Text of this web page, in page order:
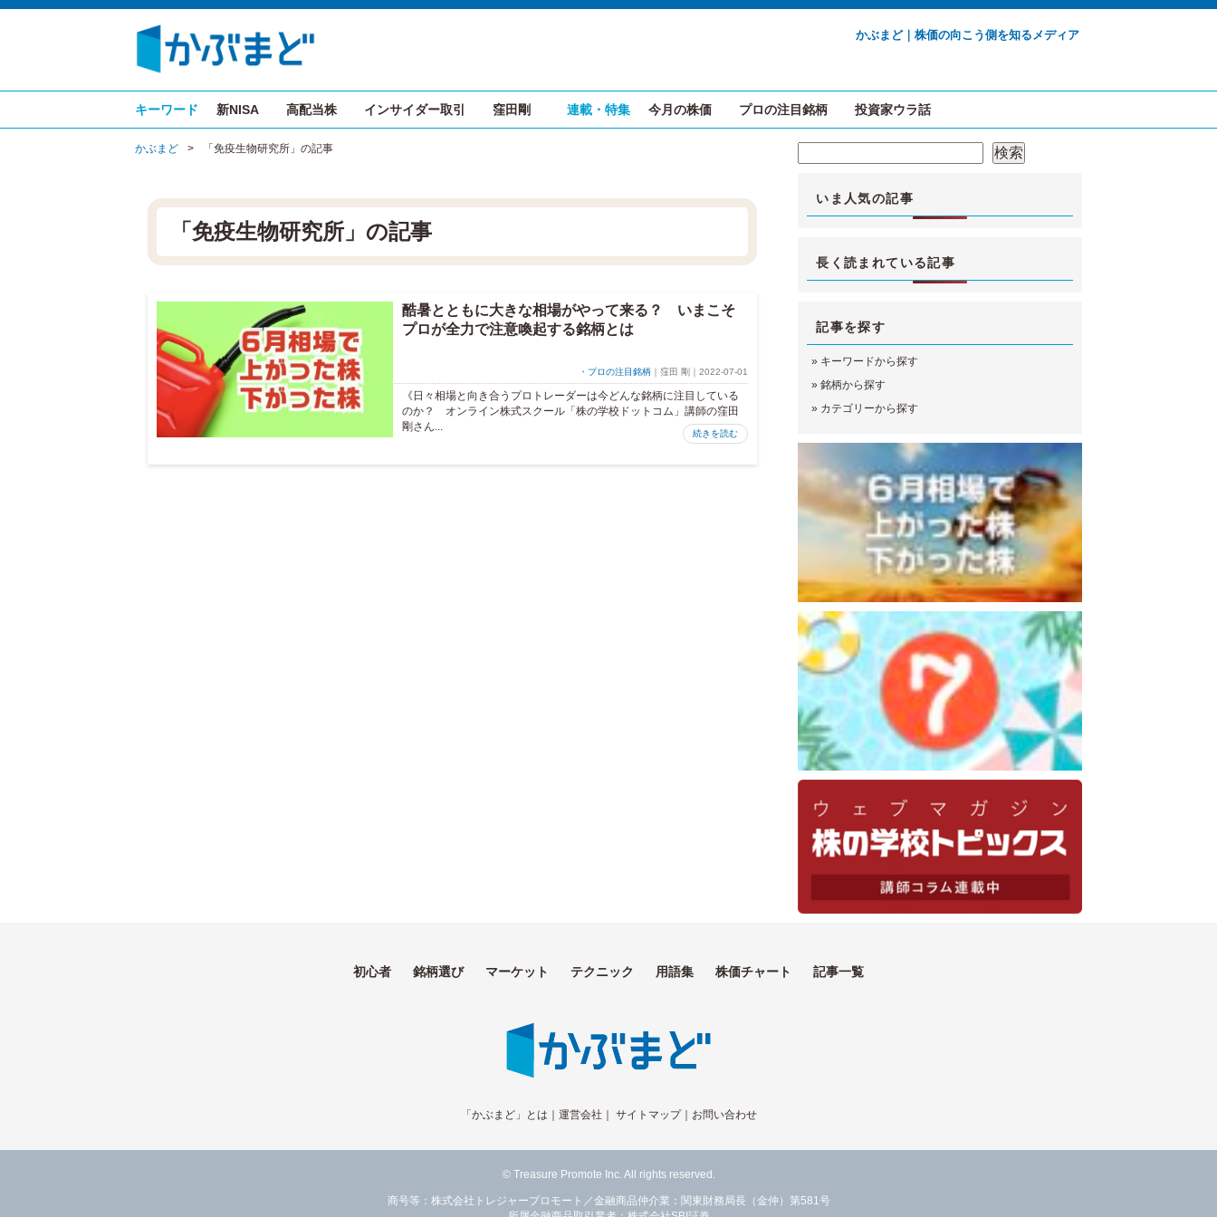
かぶまど｜株価の向こう側を知るメディア
キーワード 新NISA 高配当株 インサイダー取引 窪田剛 連載・特集 今月の株価 プロの注目銘柄 投資家ウラ話
かぶまど > 「免疫生物研究所」の記事
「免疫生物研究所」の記事
酷暑とともに大きな相場がやって来る？ いまこそ
プロが全力で注意喚起する銘柄とは
・プロの注目銘柄｜窪田 剛｜2022-07-01
《日々相場と向き合うプロトレーダーは今どんな銘柄に注目している
のか？ オンライン株式スクール「株の学校ドットコム」講師の窪田
剛さん...
続きを読む
検索
いま人気の記事
長く読まれている記事
記事を探す
» キーワードから探す
»銘柄から探す
» カテゴリーから探す
初心者 銘柄選び マーケット テクニック 用語集 株価チャート 記事一覧
「かぶまど」とは 運営会社 サイトマップ｜ お問い合わせ
© Treasure Promote Inc. All rights reserved.
商号等：株式会社トレジャープロモート／金融商品仲介業：関東財務局長（金仲）第581号